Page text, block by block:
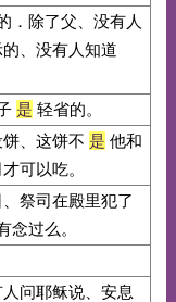
．除了父、没有人
、没有人知道
是 轻省的。
、这饼不 是 他和
可以吃。
祭司在殿里犯了
念过么。
问耶稣说、安息